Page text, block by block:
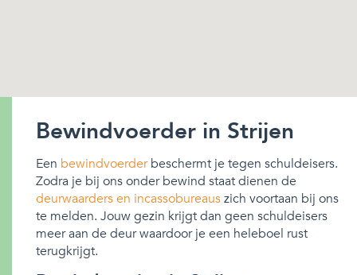
Bewindvoerder in Strijen
Een bewindvoerderbeschermt je tegen schuldeisers.
Zodra je bij ons onder bewind staat dienen de
deurwaarders en incassobureauszich voortaan bij ons
te melden. Jouw gezin krijgt dan geen schuldeisers
meer aan de deur waardoor je een heleboel rust
terugkrijgt.